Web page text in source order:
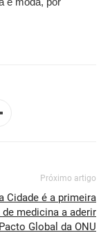
Próximo artigo
Cidade é a primeira
medicina a aderir
Global da ONU